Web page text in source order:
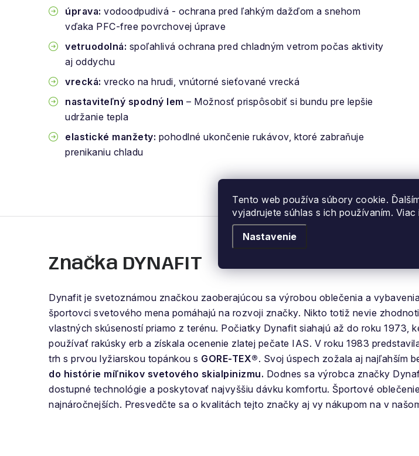
Tento web používa súbory cookie.
vyjadrujete súhlas s ich používaním.
Nastavenie
úprava: vodoodpudivá - ochrana pred ľahkým dažďom a snehom
vďaka PFC-free povrchovej úprave
vetruodolná: spoľahlivá ochrana pred chladným vetrom počas aktivity
aj oddychu
vrecká: vrecko na hrudi, vnútorné sieťované vrecká
nastaviteľný spodný lem – Možnosť prispôsobiť si bundu pre lepšie
udržanie tepla
elastické manžety: pohodlné ukončenie rukávov, ktoré zabraňuje
prenikaniu chladu
Značka DYNAFIT
Dynafit je svetoznámou značkou zaoberajúcou sa výrobou oblečenia a
športovci svetového mena pomáhajú na rozvoji značky. Nikto totiž nevie
vlastných skúseností priamo z terénu. Počiatky Dynafit siahajú až do roku 1973,
používať rakúsky erb a získala ocenenie zlatej pečate IAS. V roku 1983
trh s prvou lyžiarskou topánkou s GORE-TEX®. Svoj úspech zožala aj najľahším
do histórie míľnikov svetového skialpinizmu. Dodnes sa výrobca značky
dostupné technológie a poskytovať najvyššiu dávku komfortu. Športové
najnáročnejších. Presvedčte sa o kvalitách tejto značky aj vy nákupom na v